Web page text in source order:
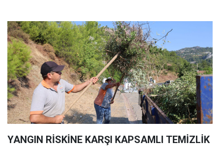
YANGIN RİSKİNE KARŞI KAPSAMLI TEMİZLİK